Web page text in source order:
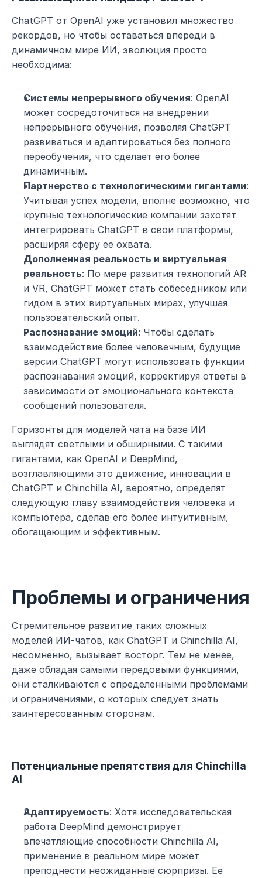
ChatGPT от OpenAI уже установил множество
рекордов, но чтобы оставаться впереди в
динамичном мире ИИ, эволюция просто
необходима:
Системы непрерывного обучения: OpenAI
может сосредоточиться на внедрении
непрерывного обучения, позволяя ChatGPT
развиваться и адаптироваться без полного
переобучения, что сделает его более
динамичным.
Партнерство с технологическими гигантами:
Учитывая успех модели, вполне возможно, что
крупные технологические компании захотят
интегрировать ChatGPT в свои платформы,
расширяя сферу ее охвата.
Дополненная реальность и виртуальная
реальность: По мере развития технологий AR
и VR, ChatGPT может стать собеседником или
гидом в этих виртуальных мирах, улучшая
пользовательский опыт.
Распознавание эмоций: Чтобы сделать
взаимодействие более человечным, будущие
версии ChatGPT могут использовать функции
распознавания эмоций, корректируя ответы в
зависимости от эмоционального контекста
сообщений пользователя.
Горизонты для моделей чата на базе ИИ
выглядят светлыми и обширными. С такими
гигантами, как OpenAI и DeepMind,
возглавляющими это движение, инновации в
ChatGPT и Chinchilla AI, вероятно, определят
следующую главу взаимодействия человека и
компьютера, сделав его более интуитивным,
обогащающим и эффективным.
Проблемы и ограничения
Стремительное развитие таких сложных
моделей ИИ-чатов, как ChatGPT и Chinchilla AI,
несомненно, вызывает восторг. Тем не менее,
даже обладая самыми передовыми функциями,
они сталкиваются с определенными проблемами
и ограничениями, о которых следует знать
заинтересованным сторонам.
Потенциальные препятствия для Chinchilla
AI
Адаптируемость: Хотя исследовательская
работа DeepMind демонстрирует
впечатляющие способности Chinchilla AI,
применение в реальном мире может
преподнести неожиданные сюрпризы. Ее